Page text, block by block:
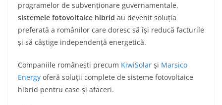
programelor de subvenționare guvernamentale,
sistemele fotovoltaice hibrid au devenit soluția
preferată a românilor care doresc să își reducă facturile
și să câștige independență energetică.
Companiile românești precum KiwiSolar și Marsico
Energy oferă soluții complete de sisteme fotovoltaice
hibrid pentru case și afaceri.